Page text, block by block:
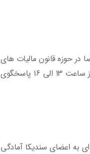
در حوزه قانون مالیات های
مستقیم و مالیات بر ارزش افزوده با استفاده از خدمات مشاوره ای در این حوزه در روزهای چهارشنبه از ساعت ۱۳ الی ۱۶ پاسخگوی
به اعضای سندیکا آمادگی